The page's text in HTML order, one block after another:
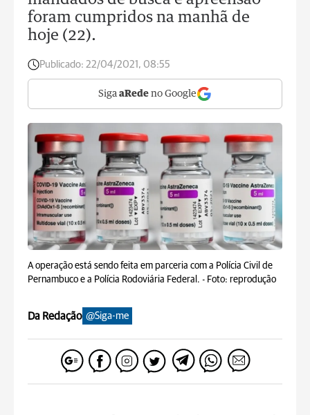
foram cumpridos na manhã de
hoje (22).
Publicado: 22/04/2021, 08:55
Siga aRede no Google
A operação está sendo feita em parceria com a Polícia Civil de
Pernambuco e a Polícia Rodoviária Federal. - Foto: reprodução
Da Redação @Siga-me